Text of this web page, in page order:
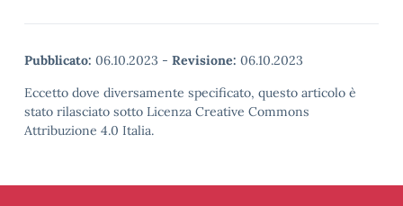
Pubblicato: 06.10.2023 - Revisione: 06.10.2023
Eccetto dove diversamente specificato, questo articolo è
stato rilasciato sotto Licenza Creative Commons
Attribuzione 4.0 Italia.